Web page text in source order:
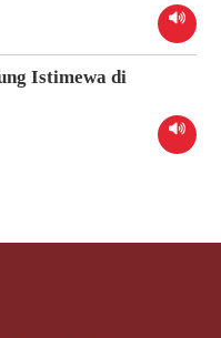
Istimewa di